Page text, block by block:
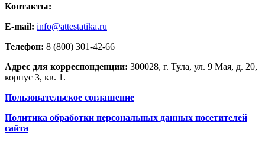
Контакты:
E-mail: info@attestatika.ru
Телефон: 8 (800) 301-42-66
Адрес для корреспонденции: 300028, г. Тула, ул. 9 Мая, д. 20,
корпус 3, кв. 1.
Пользовательское соглашение
Политика обработки персональных данных посетителей
сайта